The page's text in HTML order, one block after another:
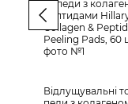
Відлущувальні